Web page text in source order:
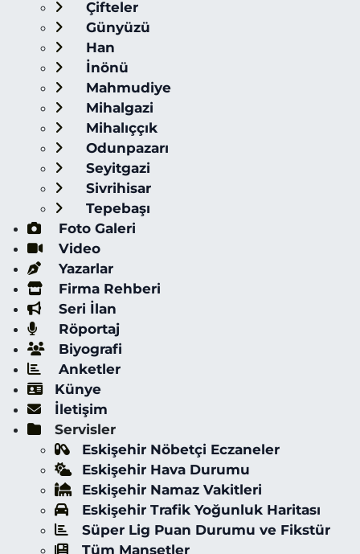
Çifteler
Günyüzü
Han
İnönü
Mahmudiye
Mihalgazi
Mihalıççık
Odunpazarı
Seyitgazi
Sivrihisar
Tepebaşı
Foto Galeri
Video
Yazarlar
Firma Rehberi
Seri İlan
Röportaj
Biyografi
Anketler
Künye
İletişim
Servisler
Eskişehir Nöbetçi Eczaneler
Eskişehir Hava Durumu
Eskişehir Namaz Vakitleri
Eskişehir Trafik Yoğunluk Haritası
Süper Lig Puan Durumu ve Fikstür
Tüm Manşetler